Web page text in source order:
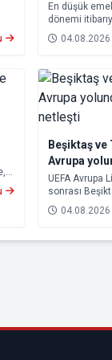
En düşük
dönemi
yükseltilmesi
farkları 7
04.08.2026
Beşiktaş
Avrupa
rakipleri
UEFA Avrupa
sonrası
rakipleri belli
yoluna devam
için kritik
04.08.2026